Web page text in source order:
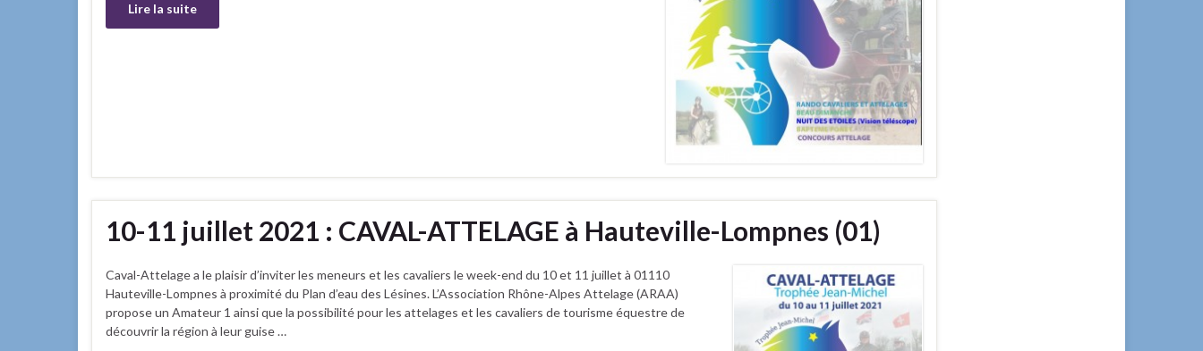
Lire la suite
10-11 juillet 2021 : CAVAL-ATTELAGE à Hauteville-Lompnes (01)
Caval-Attelage a le plaisir d’inviter les meneurs et les cavaliers le week-end du 10 et 11 juillet à 01110
Hauteville-Lompnes à proximité du Plan d’eau des Lésines. L’Association Rhône-Alpes Attelage (ARAA)
propose un Amateur 1 ainsi que la possibilité pour les attelages et les cavaliers de tourisme équestre de
découvrir la région à leur guise …